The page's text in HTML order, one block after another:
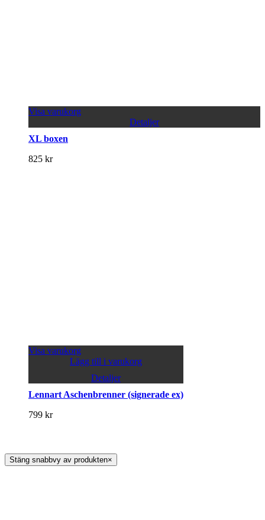
Visa varukorg
Detaljer
XL boxen
825 kr
Visa varukorg
Lägg till i varukorg
Detaljer
Lennart Aschenbrenner (signerade ex)
799 kr
Stäng snabbvy av produkten×